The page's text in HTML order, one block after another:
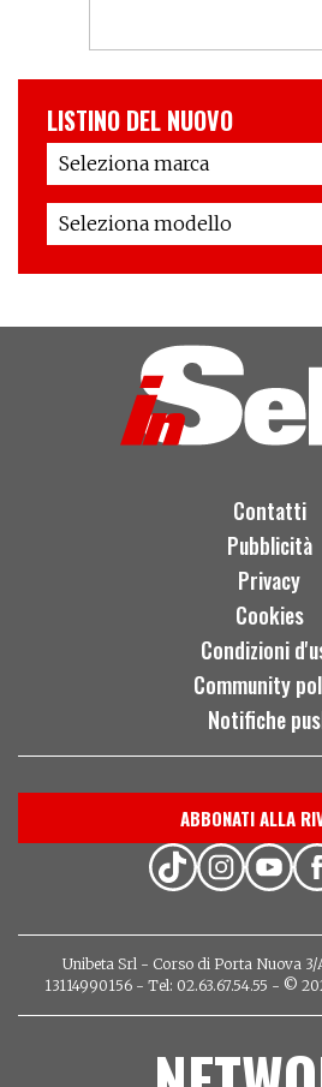
LISTINO DEL NUOVO
Contatti
Pubblicità
Privacy
Cookies
Condizioni
Community
Notifiche
ABBONATI ALLA
Unibeta Srl - Corso di Porta Nuova 3/
13114990156 - Tel: 02.63.67.54.55 - ©